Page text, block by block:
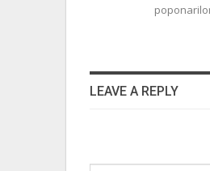
LEAVE A REPLY